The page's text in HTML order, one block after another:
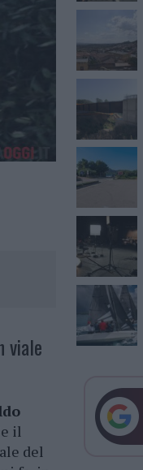
viale
il
del